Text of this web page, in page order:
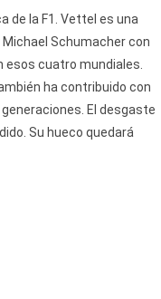
de la F1. Vettel es una
Schumacher con
esos cuatro mundiales.
ha contribuido con
El desgaste
Su hueco quedará